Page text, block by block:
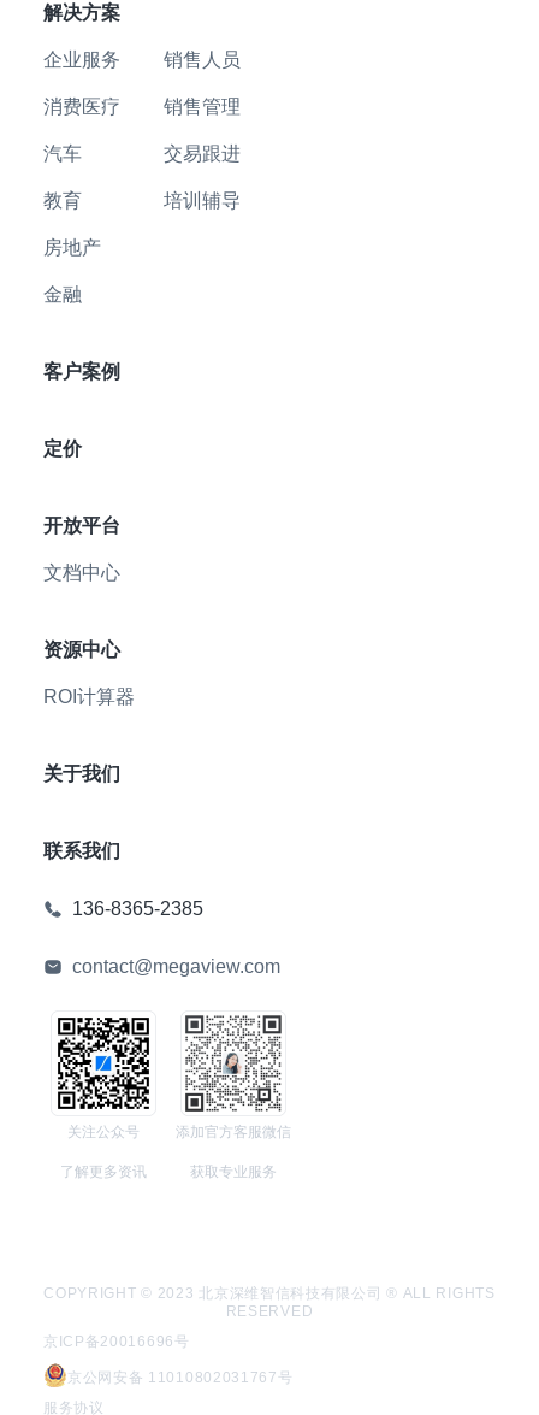
解决方案
企业服务
消费医疗
汽车
教育
房地产
金融
销售人员
销售管理
交易跟进
培训辅导
客户案例
定价
开放平台
文档中心
资源中心
ROI计算器
关于我们
联系我们
136-8365-2385
contact@megaview.com
关注公众号
了解更多资讯
添加官方客服微信
获取专业服务
COPYRIGHT © 2023 北京深维智信科技有限公司 ® ALL RIGHTS
RESERVED
京ICP备20016696号
京公网安备 11010802031767号
服务协议